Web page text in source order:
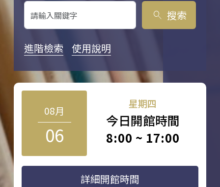
search 搜索
進階檢索 使用說明
08月
06
星期四
今日開館時間
8:00 ~ 17:00
詳細開館時間